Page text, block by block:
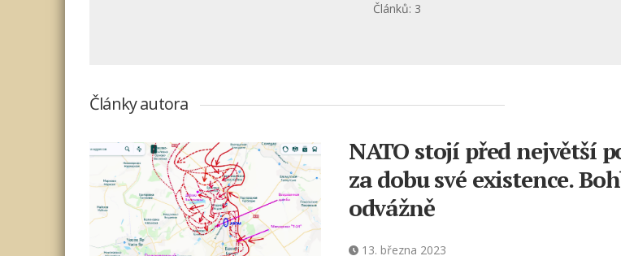
Článků: 3
Články autora
NATO stojí před největší
za dobu své existence.
odvážně
13. března 2023